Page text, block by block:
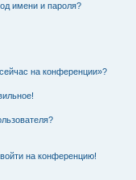
имени и пароля?
на конференции»?
на конференцию!